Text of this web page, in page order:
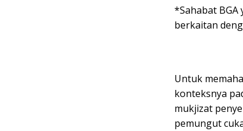
*Sahabat BGA
berkaitan
Untuk
konteksnya
mukjizat
pemungut